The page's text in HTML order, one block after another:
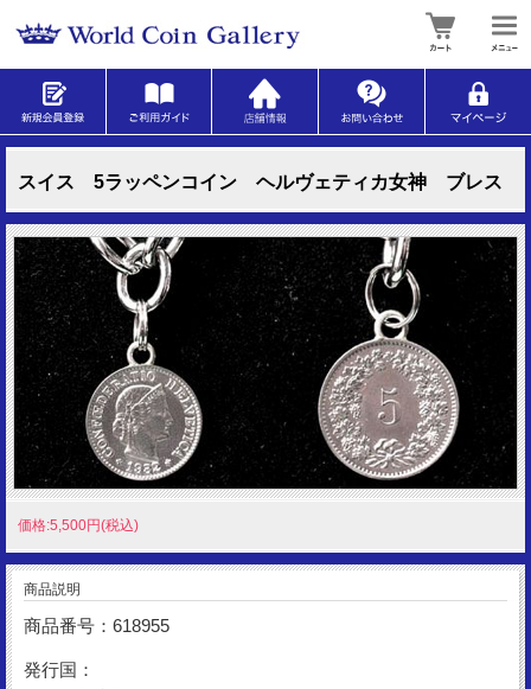
スイス 5ラッペンコイン ヘルヴェティカ女神 ブレス
価格:5,500円(税込)
商品説明
商品番号：618955
発行国：